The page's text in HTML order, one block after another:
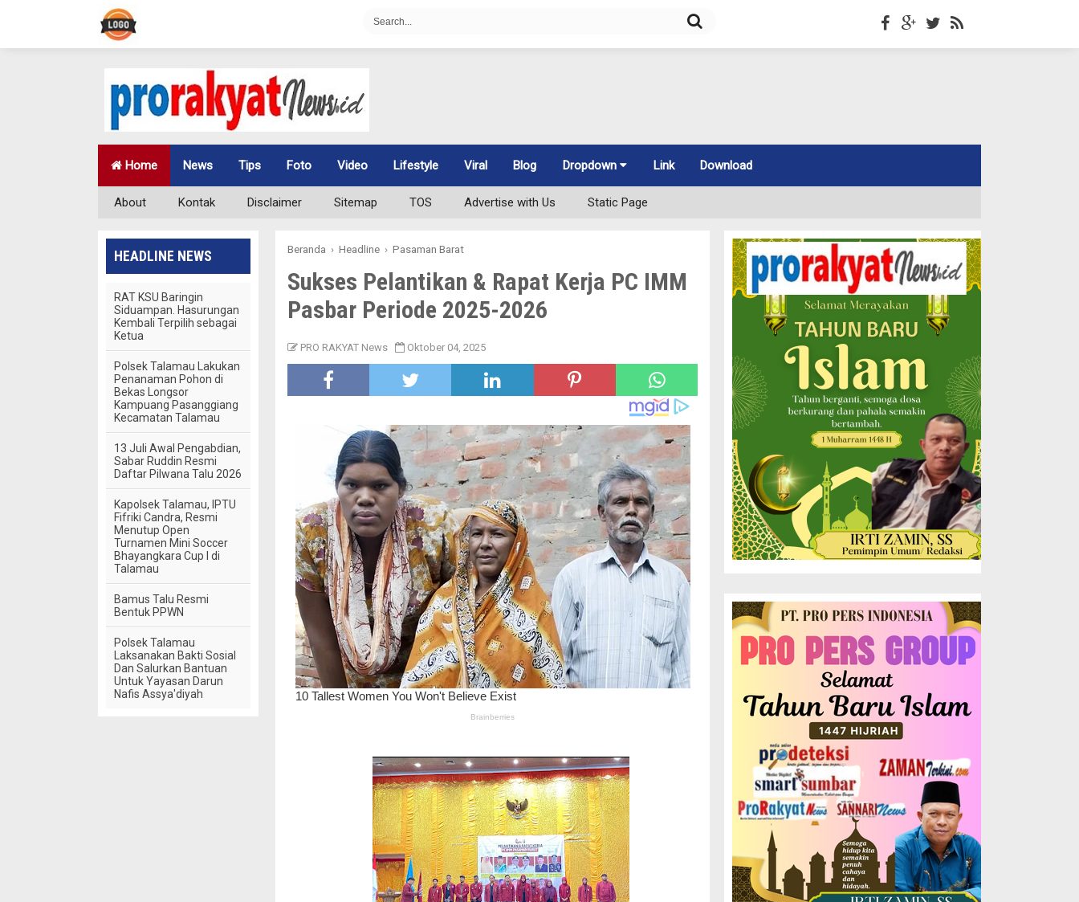
Home News Tips Foto Video Lifestyle Viral Blog Dropdown Link Download
About Kontak Disclaimer Sitemap TOS Advertise with Us Static Page
Beranda › Headline › Pasaman Barat
Sukses Pelantikan & Rapat Kerja PC IMM
Pasbar Periode 2025-2026
PRO RAKYAT News Oktober 04, 2025
HEADLINE NEWS
RAT KSU Baringin
Siduampan. Hasurungan
Kembali Terpilih sebagai
Ketua
Polsek Talamau Lakukan
Penanaman Pohon di
Bekas Longsor
Kampuang Pasanggiang
Kecamatan Talamau
13 Juli Awal Pengabdian,
Sabar Ruddin Resmi
Daftar Pilwana Talu 2026
Kapolsek Talamau, IPTU
Fifriki Candra, Resmi
Menutup Open
Turnamen Mini Soccer
Bhayangkara Cup I di
Talamau
Bamus Talu Resmi
Bentuk PPWN
Polsek Talamau
Laksanakan Bakti Sosial
Dan Salurkan Bantuan
Untuk Yayasan Darun
Nafis Assya'diyah